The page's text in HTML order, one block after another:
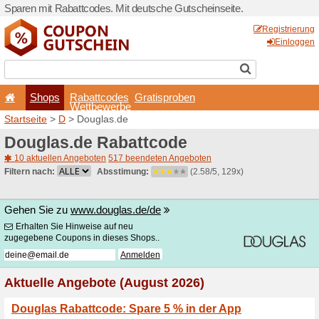
Sparen mit Rabattcodes.
Shops
Startseite>D >